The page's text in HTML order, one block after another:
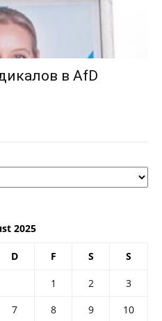
в AfD
2025
D F S S
1 2
3
7 8 9
10